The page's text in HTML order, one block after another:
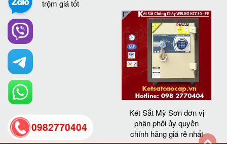
trộm giá tốt
Két Sắt Mỹ Sơn đơn vị
phân phối ủy quyền
chính hãng giá rẻ nhất
0982770404